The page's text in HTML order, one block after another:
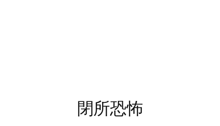
閉所恐怖